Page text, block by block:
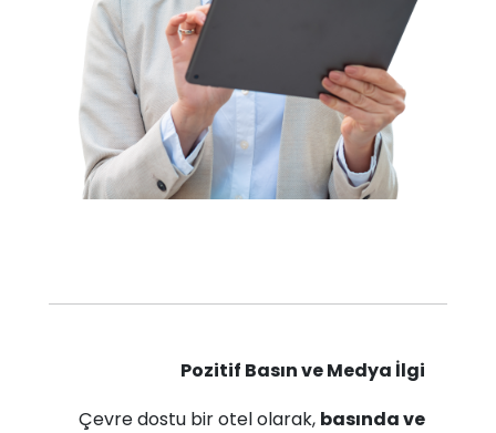
Pozitif Basın ve Medya İlgi
Çevre dostu bir otel olarak, basında ve